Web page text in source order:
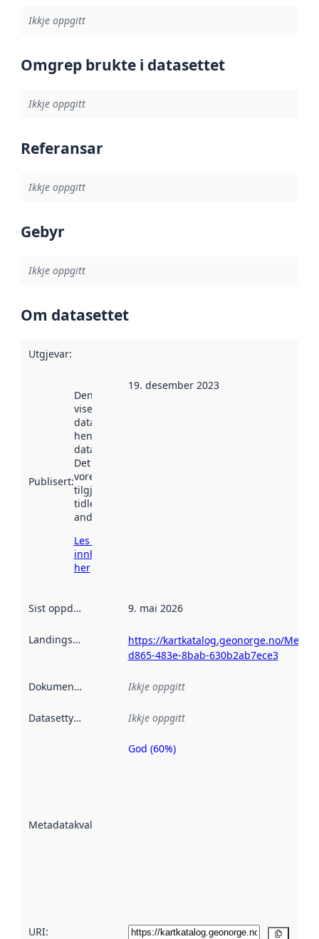
Ikkje oppgitt
Omgrep brukte i datasettet
Ikkje oppgitt
Referansar
Ikkje oppgitt
Gebyr
Ikkje oppgitt
Om datasettet
Utgjevar:
Publisert:
Denne datoen
viser når
datasettet vart
henta inn av
data.norge.no.
Det kan ha
vore
tilgjengeleg
tidlegare
andre stader.
Les meir om
innhenting
her
19. desember 2023
Sist oppdatert 9. mai 2026
Landingsside
https://kartkatalog.geonorge.no/
d865-483e-8bab-630b2ab7ece3
Dokumentasjon Ikkje oppgitt
Datasettype Ikkje oppgitt
Metadatakvalitet
Metadatakvalitet
God (60%)
URI: